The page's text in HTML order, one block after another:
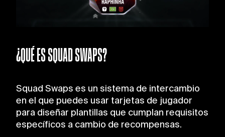
¿QUÉ ES SQUAD SWAPS?
Squad Swaps es un sistema de intercambio
en el que puedes usar tarjetas de jugador
para diseñar plantillas que cumplan requisitos
específicos a cambio de recompensas.